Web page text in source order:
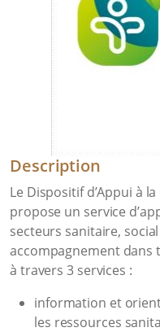
Description
Le Dispositif d’Appui à
propose un service
secteurs sanitaire,
accompagnement dans
à travers 3 services :
information et
les ressources